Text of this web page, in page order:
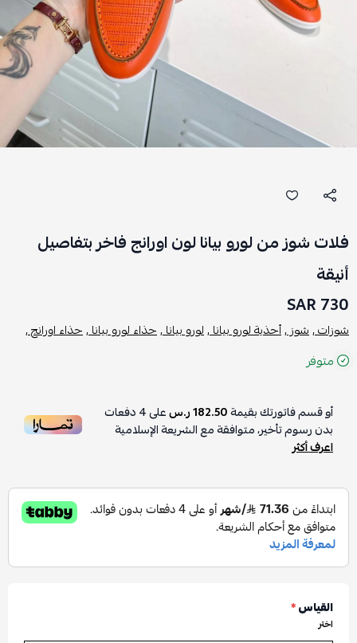
فلات شوز من لورو بيانا لون اورانج فاخر بتفاصيل
أنيقة
730 SAR
شوزات ,شوز ,أحذية لورو بيانا ,لورو بيانا ,حذاء لورو بيانا ,حذاء اورانج ,
متوفر
أو قسم فاتورتك بقيمة182.50 ر.س على4دفعات
بدون رسوم تأخير، متوافقة مع الشريعة الإسلامية
اعرف أكثر
القياس*
اختر